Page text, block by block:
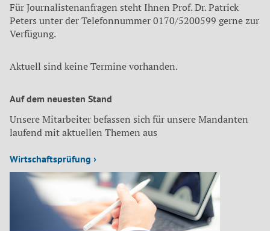
Für Journalistenanfragen steht Ihnen Prof. Dr. Patrick
Peters unter der Telefonnummer 0170/5200599 gerne zur
Verfügung.
Aktuell sind keine Termine vorhanden.
Auf dem neuesten Stand
Unsere Mitarbeiter befassen sich für unsere Mandanten
laufend mit aktuellen Themen aus
Wirtschaftsprüfung ›